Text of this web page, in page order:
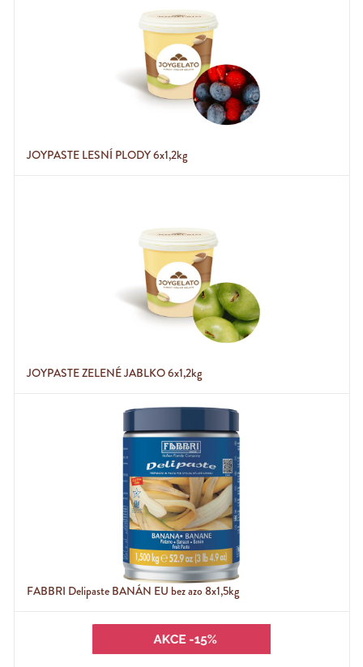
JOYPASTE LESNÍ PLODY 6x1,2kg
JOYPASTE ZELENÉ JABLKO 6x1,2kg
FABBRI Delipaste BANÁN EU bez azo 8x1,5kg